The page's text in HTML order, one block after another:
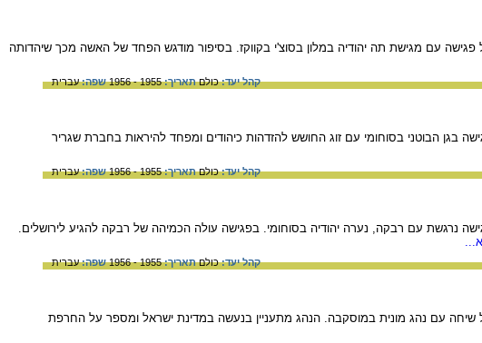
אבידר, שגריר ישראל בברית המועצות בשנים 1958-1955, מספרת על פגישה עם מגישת תה יהודיה במלון בסוצ'י בקווקז. בסיפור מודגש הפחד של האשה מכך שיהדותה
קהל יעד:כולםתאריך:1955 - 1956 שפה:עברית
אבידר, שגריר ישראל בברית המועצות בשנים 1958-1955, מתארת פגישה בגן הבוטני בסוחומי עם זוג החושש להזדהות כיהודים ומפחד להיראות בחברת שגריר
קהל יעד:כולםתאריך:1955 - 1956 שפה:עברית
אבידר, שגריר ישראל בברית המועצות בשנים 1958-1955, מתארת פגישה נרגשת עם רבקה, נערה יהודיה בסוחומי. בפגישה עולה הכמיהה של רבקה להגיע לירושלים.
קהל יעד:כולםתאריך:1955 - 1956 שפה:עברית
אבידר, שגריר ישראל בברית המועצות בשנים 1958-1955, מספרת על שיחה עם נהג מונית במוסקבה. הנהג מתעניין בנעשה במדינת ישראל ומספר על החרפת